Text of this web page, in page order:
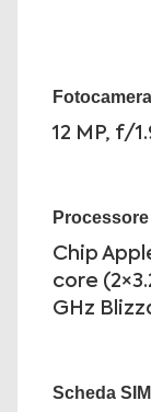
12 MP, f/
Processore
Chip
core
GHz
Scheda SIM